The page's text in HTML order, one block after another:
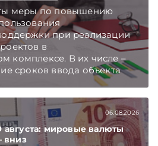
меры по повышению
при реализации
в
комплексе. В их числе –
сроков ввода объекта
и его выхода на
Главное об экономике
чем в новостях
06.08.2026
августа: мировые валюты
вниз